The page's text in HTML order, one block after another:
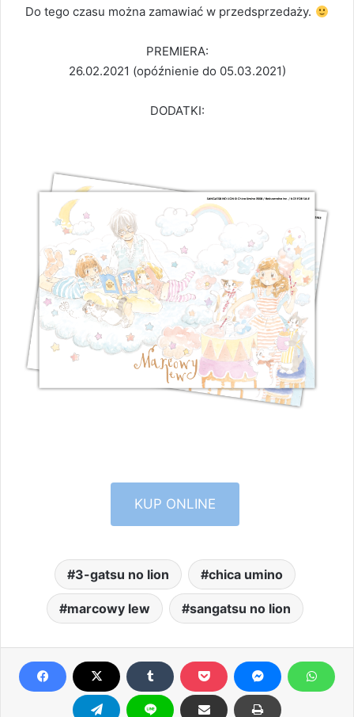
Do tego czasu można zamawiać w przedsprzedaży.
PREMIERA:
26.02.2021 (opóźnienie do 05.03.2021)
DODATKI:
KUP ONLINE
3-gatsu no lion chica umino
marcowy lew sangatsu no lion